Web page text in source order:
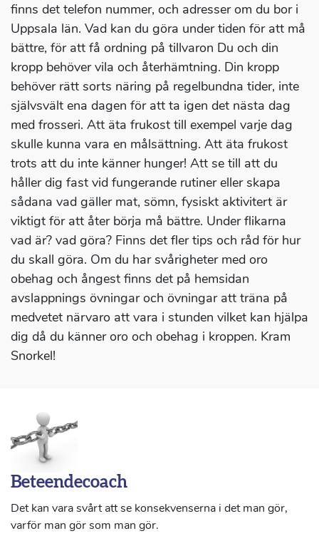
finns det telefon nummer, och adresser om du bor i
Uppsala län. Vad kan du göra under tiden för att må
bättre, för att få ordning på tillvaron Du och din
kropp behöver vila och återhämtning. Din kropp
behöver rätt sorts näring på regelbundna tider, inte
självsvält ena dagen för att ta igen det nästa dag
med frosseri. Att äta frukost till exempel varje dag
skulle kunna vara en målsättning. Att äta frukost
trots att du inte känner hunger! Att se till att du
håller dig fast vid fungerande rutiner eller skapa
sådana vad gäller mat, sömn, fysiskt aktivitert är
viktigt för att åter börja må bättre. Under flikarna
vad är? vad göra? Finns det fler tips och råd för hur
du skall göra. Om du har svårigheter med oro
obehag och ångest finns det på hemsidan
avslappnings övningar och övningar att träna på
medvetet närvaro att vara i stunden vilket kan hjälpa
dig då du känner oro och obehag i kroppen. Kram
Snorkel!
Beteendecoach
Det kan vara svårt att se konsekvenserna i det man gör,
varför man gör som man gör.